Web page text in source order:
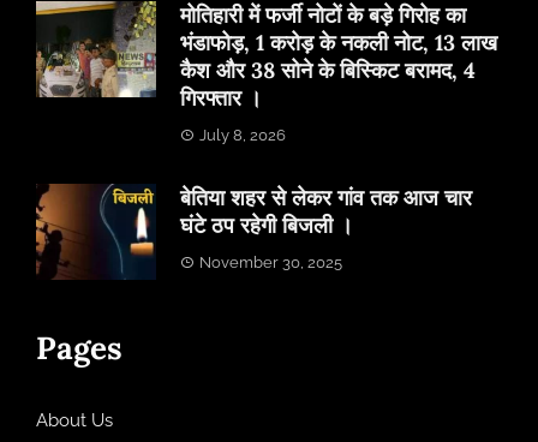
मोतिहारी में फर्जी नोटों के बड़े गिरोह का
भंडाफोड़, 1 करोड़ के नकली नोट, 13 लाख
कैश और 38 सोने के बिस्किट बरामद, 4
गिरफ्तार ।
July 8, 2026
बेतिया शहर से लेकर गांव तक आज चार
घंटे ठप रहेगी बिजली ।
November 30, 2025
Pages
About Us